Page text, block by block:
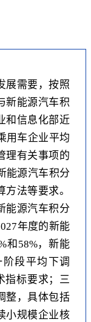
展需要，按照
新能源汽车积
和信息化部近
用车企业平均
理有关事项的
能源汽车积分
法等要求。
能源汽车积分
年度的新能
和58%，新能
段平均下调
指标要求；三
整，具体包括
小规模企业核